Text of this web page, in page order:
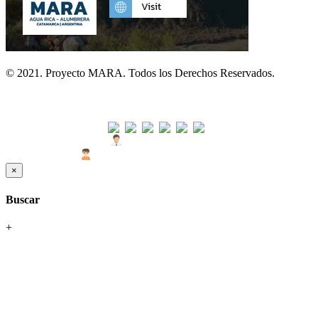
© 2021. Proyecto MARA. Todos los Derechos Reservados.
×
Buscar
+